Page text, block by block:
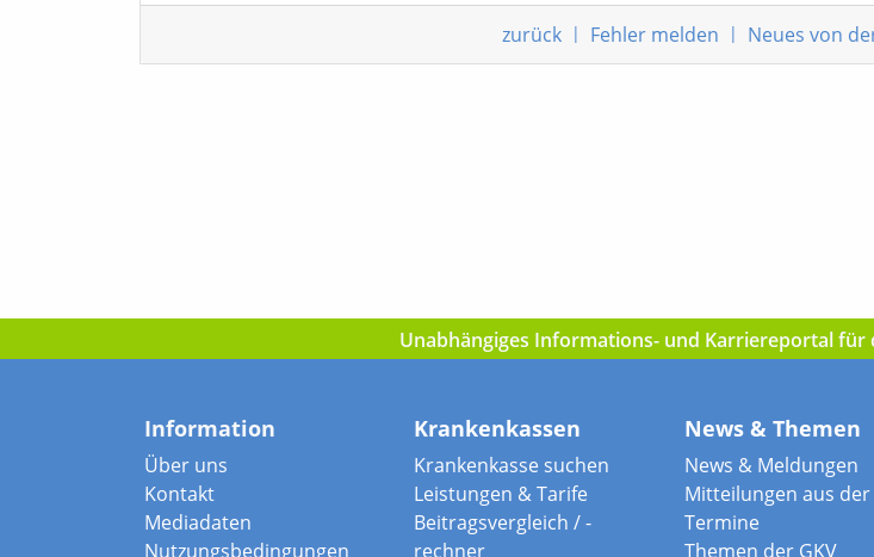
zurück | Fehler melden | Neues von
Unabhängiges Informations- und Karriereportal für
Information
Über uns
Kontakt
Mediadaten
Nutzungsbedingungen
Krankenkassen
Krankenkasse suchen
Leistungen & Tarife
Beitragsvergleich / -
rechner
News & Themen
News & Meldungen
Mitteilungen aus der
Termine
Themen der GKV